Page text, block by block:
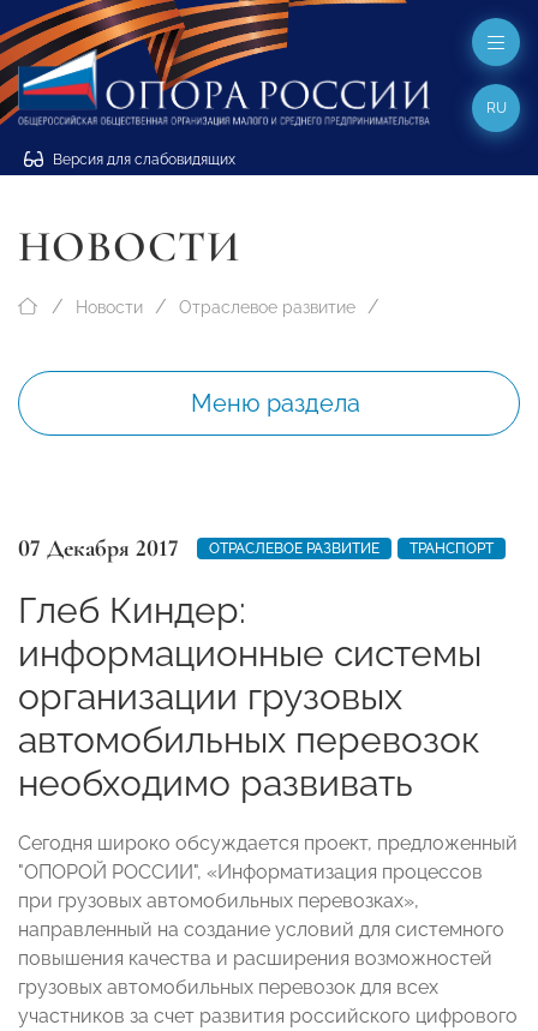
Версия для слабовидящих
RU
НОВОСТИ
Новости Отраслевое развитие
Меню раздела
07 Декабря 2017 ОТРАСЛЕВОЕ РАЗВИТИЕ ТРАНСПОРТ
Глеб Киндер:
информационные системы
организации грузовых
автомобильных перевозок
необходимо развивать
Сегодня широко обсуждается проект, предложенный
"ОПОРОЙ РОССИИ", «Информатизация процессов
при грузовых автомобильных перевозках»,
направленный на создание условий для системного
повышения качества и расширения возможностей
грузовых автомобильных перевозок для всех
участников за счет развития российского цифрового